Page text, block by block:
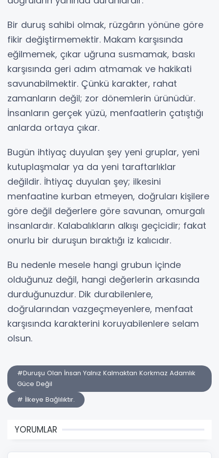
Bir duruş sahibi olmak, rüzgârın yönüne göre
fikir değiştirmemektir. Makam karşısında
eğilmemek, çıkar uğruna susmamak, baskı
karşısında geri adım atmamak ve hakikati
savunabilmektir. Çünkü karakter, rahat
zamanların değil; zor dönemlerin ürünüdür.
İnsanların gerçek yüzü, menfaatlerin çatıştığı
anlarda ortaya çıkar.
Bugün ihtiyaç duyulan şey yeni gruplar, yeni
kutuplaşmalar ya da yeni taraftarlıklar
değildir. İhtiyaç duyulan şey; ilkesini
menfaatine kurban etmeyen, doğruları kişilere
göre değil değerlere göre savunan, omurgalı
insanlardır. Kalabalıkların alkışı geçicidir; fakat
onurlu bir duruşun bıraktığı iz kalıcıdır.
Bu nedenle mesele hangi grubun içinde
olduğunuz değil, hangi değerlerin arkasında
durduğunuzdur. Dik durabilenlere,
doğrularından vazgeçmeyenlere, menfaat
karşısında karakterini koruyabilenlere selam
olsun.
#Duruşu Olan İnsan Yalnız Kalmaktan Korkmaz Adamlık
Güce Değil
# İlkeye Bağlılıktır.
YORUMLAR